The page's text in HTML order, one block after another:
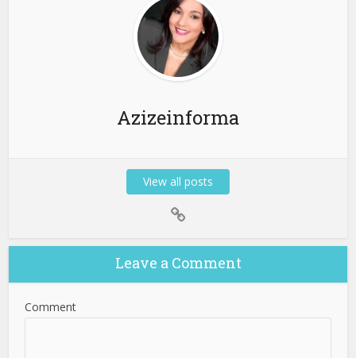
Azizeinforma
View all posts
Leave a Comment
Comment